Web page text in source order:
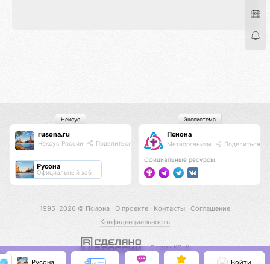
rusona.ru
Нексус России Поделиться
Русона
Официальный хаб
Нексус
Псиона
Метаорганизм Поделиться
Официальные ресурсы:
Экосистема
1995–2026 © Псиона О проекте Контакты
Соглашение
Конфиденциальность
С нами КО 🕉️
Русона Войти